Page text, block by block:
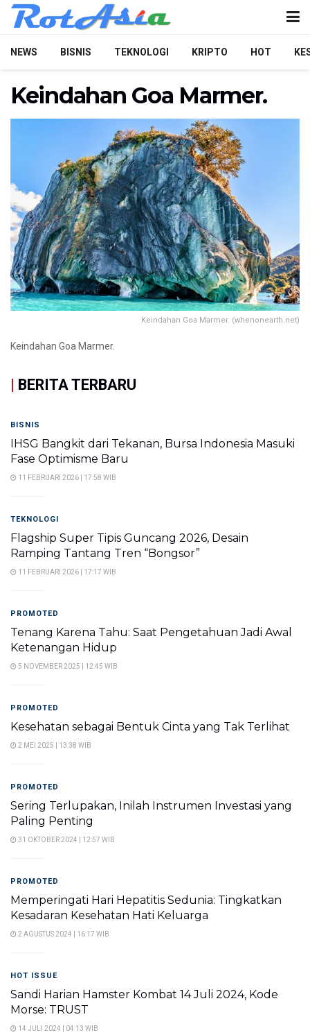
NEWS BISNIS TEKNOLOGI KRIPTO HOT
Keindahan Goa Marmer.
Keindahan Goa Marmer. (whenonearth.net)
Keindahan Goa Marmer.
| BERITA TERBARU
BISNIS
IHSG Bangkit dari Tekanan, Bursa Indonesia Masuki
Fase Optimisme Baru
11 FEBRUARI 2026 | 17:58 WIB
TEKNOLOGI
Flagship Super Tipis Guncang 2026, Desain
Ramping Tantang Tren “Bongsor”
11 FEBRUARI 2026 | 17:17 WIB
PROMOTED
Tenang Karena Tahu: Saat Pengetahuan Jadi Awal
Ketenangan Hidup
5 NOVEMBER 2025 | 12:45 WIB
PROMOTED
Kesehatan sebagai Bentuk Cinta yang Tak Terlihat
2 MEI 2025 | 13:38 WIB
PROMOTED
Sering Terlupakan, Inilah Instrumen Investasi yang
Paling Penting
31 OKTOBER 2024 | 12:57 WIB
PROMOTED
Memperingati Hari Hepatitis Sedunia: Tingkatkan
Kesadaran Kesehatan Hati Keluarga
2 AGUSTUS 2024 | 16:17 WIB
HOT ISSUE
Sandi Harian Hamster Kombat 14 Juli 2024, Kode
Morse: TRUST
14 JULI 2024 | 04:13 WIB